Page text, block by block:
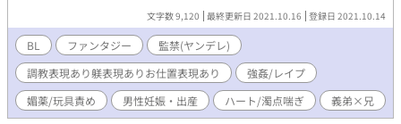
「彰・・・今までどこにいたんだ？心配してずっとお前を探して
いたんだ・・・」 「どうして兄貴が俺を・・・っ」 かつての友
人や兄との再会で、彰はアラサーとなり組織に貢献する友人や実
家のクリニックが負った多額の借金を返済する兄を見て、彰は自
ら望んでパートナーとなったアルカシスとの間で思いが揺れ動
く。 ーー人間界で医師となって兄貴を助ける。 彰にそんな思い
が生まれ始めた頃、アルカシスは彼への怒りを露わにする。
どなど、色々入ってるので)文字数 9,120 最終更新日 2021.10.16 登録日 2021.10.14
BL ファンタジー
監禁(ヤンデレ)
調教表現あり躾表現ありお仕置表現あり
強姦/レイプ
媚薬/玩具責め
男性妊娠・出産 ハート/濁点喘ぎ 義弟×兄